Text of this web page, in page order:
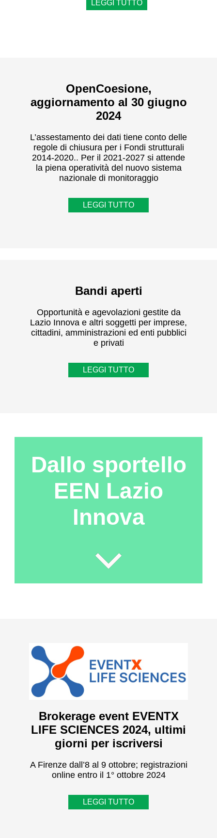
LEGGI TUTTO
OpenCoesione,
aggiornamento al 30 giugno
2024
L’assestamento dei dati tiene conto delle
regole di chiusura per i Fondi strutturali
2014-2020.. Per il 2021-2027 si attende
la piena operatività del nuovo sistema
nazionale di monitoraggio
LEGGI TUTTO
Bandi aperti
Opportunità e agevolazioni gestite da
Lazio Innova e altri soggetti per imprese,
cittadini, amministrazioni ed enti pubblici
e privati
LEGGI TUTTO
Dallo sportello
EEN Lazio
Innova
Brokerage event EVENTX
LIFE SCIENCES 2024, ultimi
giorni per iscriversi
A Firenze dall’8 al 9 ottobre; registrazioni
online entro il 1° ottobre 2024
LEGGI TUTTO